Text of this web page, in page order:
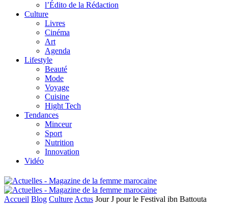
l’Édito de la Rédaction
Culture
Livres
Cinéma
Art
Agenda
Lifestyle
Beauté
Mode
Voyage
Cuisine
Hight Tech
Tendances
Minceur
Sport
Nutrition
Innovation
Vidéo
Accueil Blog Culture Actus Jour J pour le Festival ibn Battouta